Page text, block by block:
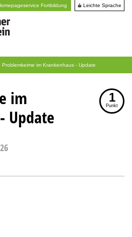
Fortbildung Leichte Sprache
Problemkeime im Krankenhaus - Update
im
Update
1
Punkt